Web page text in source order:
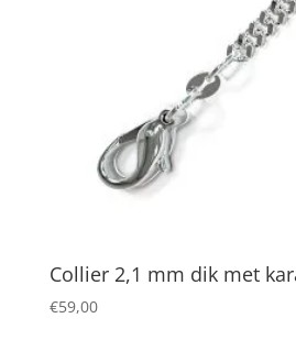
Collier 2,1 mm dik met
€59,00